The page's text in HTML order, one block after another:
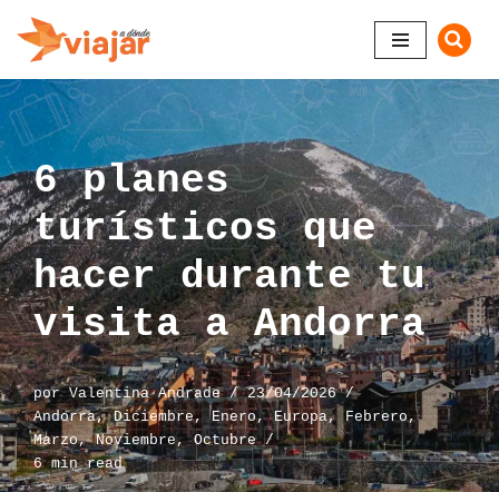
Saltar
al
contenido
6 planes
turísticos que
hacer durante tu
visita a Andorra
por Valentina Andrade
23/04/2026
Andorra,Diciembre,Enero,Europa,Febrero,
Marzo,Noviembre,Octubre
6 min read